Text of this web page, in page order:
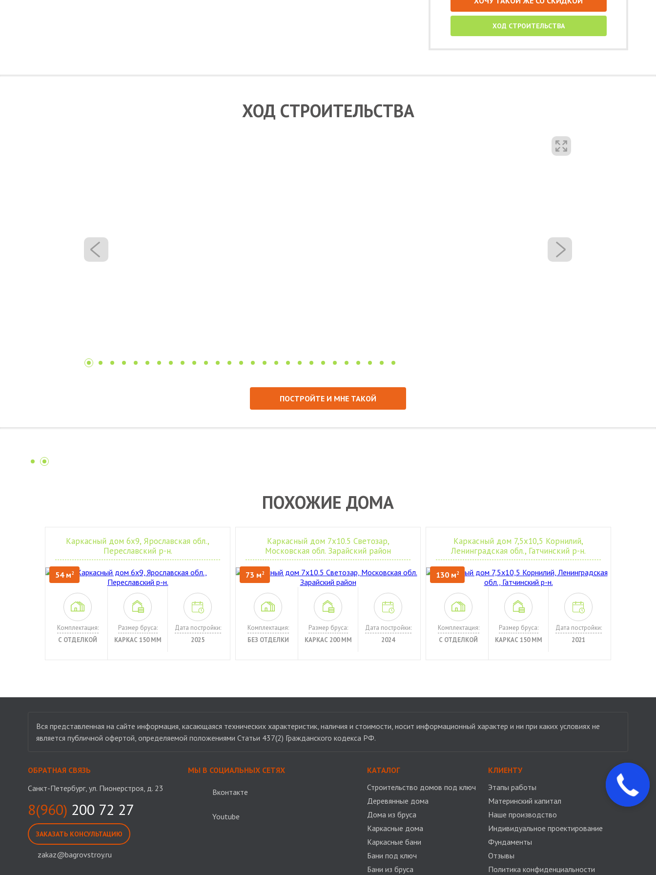
ХОД СТРОИТЕЛЬСТВА
ХОД СТРОИТЕЛЬСТВА
ПОСТРОЙТЕ И МНЕ ТАКОЙ
ПОХОЖИЕ ДОМА
Каркасный дом 6х9, Ярославская обл.,
Переславский р-н.
54 м2
Комплектация:
С ОТДЕЛКОЙ
Размер бруса:
КАРКАС 150 ММ
Дата постройки:
2025
Каркасный дом 7х10.5 Светозар,
Московская обл. Зарайский район
73 м2
Комплектация:
БЕЗ ОТДЕЛКИ
Размер бруса:
КАРКАС 200 ММ
Дата постройки:
2024
Каркасный дом 7,5х10,5 Корнилий,
Ленинградская обл., Гатчинский р-н.
130 м2
Комплектация:
С ОТДЕЛКОЙ
Размер бруса:
КАРКАС 150 ММ
Дата постройки:
2021
Вся представленная на сайте информация, касающаяся технических характеристик, наличия и стоимости, носит информационный характер и ни при каких условиях не
является публичной офертой, определяемой положениями Статьи 437(2) Гражданского кодекса РФ.
ОБРАТНАЯ СВЯЗЬ
Санкт-Петербург, ул. Пионерстроя, д. 23
8(960) 200 72 27
ЗАКАЗАТЬ КОНСУЛЬТАЦИЮ
zakaz@bagrovstroy.ru
МЫ В СОЦИАЛЬНЫХ СЕТЯХ
Вконтакте
Youtube
КАТАЛОГ
Строительство домов под ключ
Деревянные дома
Дома из бруса
Каркасные дома
Каркасные бани
Бани под ключ
Бани из бруса
КЛИЕНТУ
Этапы работы
Материнский капитал
Наше производство
Индивидуальное проектирование
Фундаменты
Отзывы
Политика конфиденциальности
Закажите
звонок